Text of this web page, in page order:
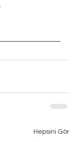
Hepsini Gör